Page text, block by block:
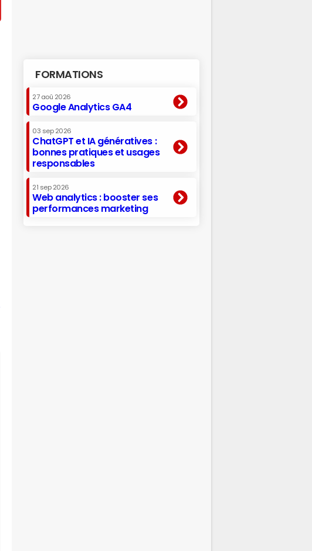
FORMATIONS
27 aoû 2026
Google Analytics GA4
03 sep 2026
ChatGPT et IA génératives :
bonnes pratiques et usages
responsables
21 sep 2026
Web analytics : booster ses
performances marketing